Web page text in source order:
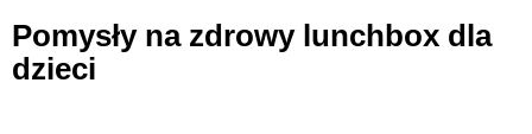
Pomysły na zdrowy lunchbox dla
dzieci